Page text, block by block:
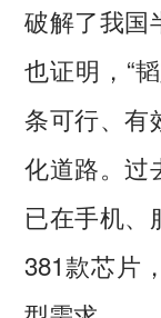
破解了我国
也证明，“
条可行、有
化道路。过
已在手机、
381款芯片